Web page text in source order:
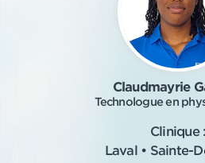
Claudmayrie
Technologue en
Clinique :
Laval • Sainte-